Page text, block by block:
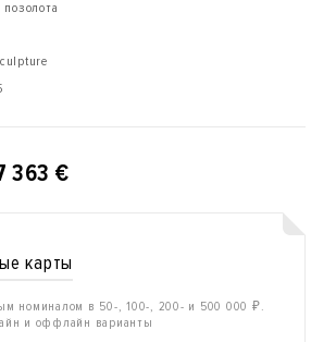
363 €
карты
номиналом в 50-, 100-, 200- и 500 000 ₽.
и оффлайн варианты